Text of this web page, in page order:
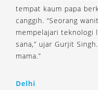
tempat kaum papa
canggih. “Seorang
mempelajari teknologi
sana,” ujar Gurjit
mama.”
Delhi